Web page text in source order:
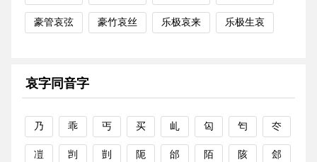
豪管哀弦 豪竹哀丝 乐极哀来 乐极生哀
哀字同音字
乃 乖 丐 买 乢 匃 匄 冭
凒 剀 剴 阨 邰 陌 陔 郐